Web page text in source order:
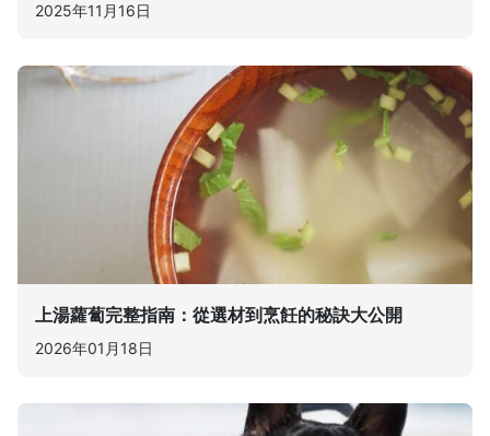
2025年11月16日
上湯蘿蔔完整指南：從選材到烹飪的秘訣大公開
2026年01月18日